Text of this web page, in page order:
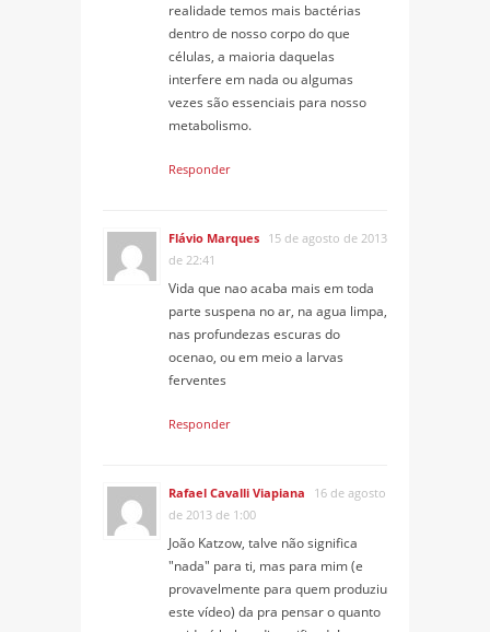
realidade temos mais bactérias
dentro de nosso corpo do que
células, a maioria daquelas
interfere em nada ou algumas
vezes são essenciais para nosso
metabolismo.
Responder
Flávio Marques 15 de agosto de 2013
de 22:41
Vida que nao acaba mais em toda
parte suspena no ar, na agua limpa,
nas profundezas escuras do
ocenao, ou em meio a larvas
ferventes
Responder
Rafael Cavalli Viapiana
16 de agosto
de 2013 de 1:00
João Katzow, talve não significa
"nada" para ti, mas para mim (e
provavelmente para quem produziu
este vídeo) da pra pensar o quanto